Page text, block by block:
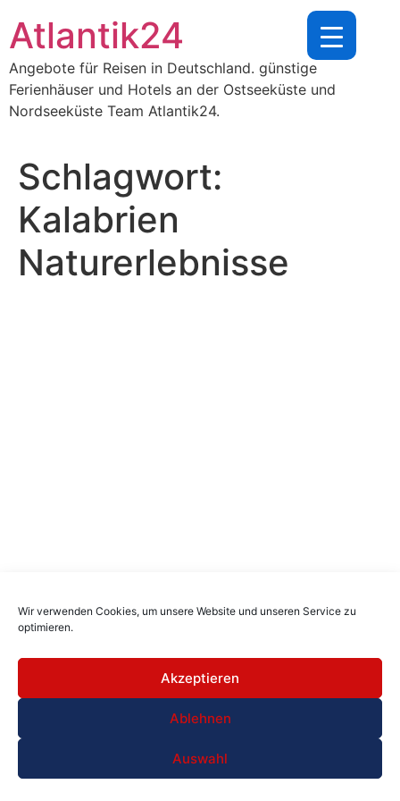
Wir verwenden Cookies, um unsere Website und unseren Service zu
optimieren.
Akzeptieren
Ablehnen
Auswahl
Inhalt
springen
Atlantik24
Angebote für Reisen in Deutschland. günstige
Ferienhäuser und Hotels an der Ostseeküste und
Nordseeküste Team Atlantik24.
Schlagwort:
Kalabrien
Naturerlebnisse